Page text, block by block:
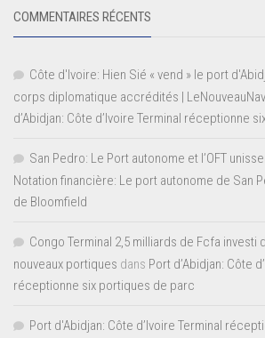
COMMENTAIRES RÉCENTS
Côte d'Ivoire: Hien Sié « vend » le port
corps diplomatique accrédités |
d’Abidjan: Côte d’Ivoire Terminal réceptionne
San Pedro: Le Port autonome et l’OFT
Notation financière: Le port autonome de San
de Bloomfield
Congo Terminal 2,5 milliards de Fcfa investi
nouveaux portiques dans Port d’Abidjan: Côte
réceptionne six portiques de parc
Port d'Abidjan: Côte d’Ivoire Terminal